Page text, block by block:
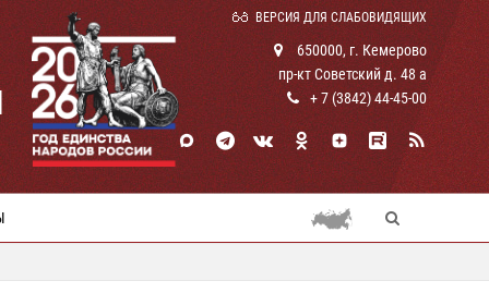
ВЕРСИЯ ДЛЯ СЛАБОВИДЯЩИХ
650000, г. Кемерово
пр-кт Советский д. 48 а
+ 7 (3842) 44-45-00